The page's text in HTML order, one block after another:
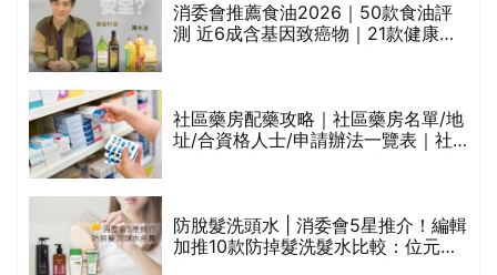
消委會推薦食油2026｜50款食油評
測 近6成含基因致癌物｜21款健康煮
社區藥房配藥攻略｜社區藥房名單/地
址/合資格人士/申請辦法一覽表｜社
防脫髮洗頭水 | 消委會5星推介！編輯
加推10款防掉髮洗髮水比較：位元